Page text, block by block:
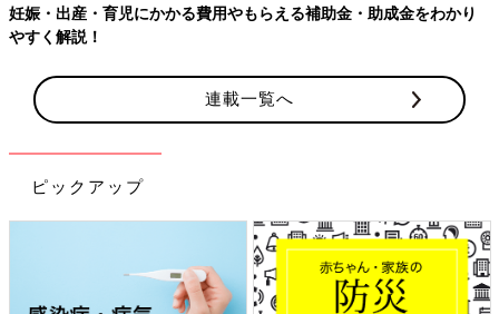
妊娠・出産・育児にかかる費用やもらえる補助金・助成金をわかり
やすく解説！
連載一覧へ
ピックアップ